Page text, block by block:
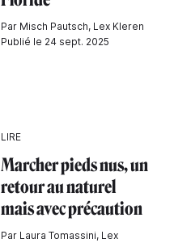
Par Misch Pautsch, Lex Kleren
Publié le 24 sept. 2025
LIRE
Marcher pieds nus, un
retour au naturel
mais avec précaution
Par Laura Tomassini, Lex